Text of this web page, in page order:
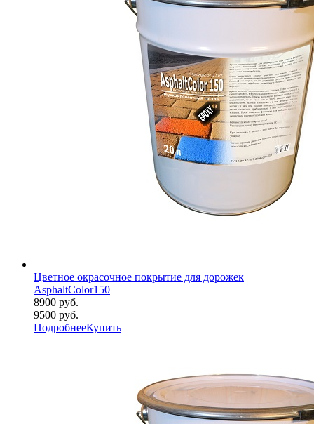
Цветное окрасочное покрытие для дорожек
AsphaltColor150
8900 руб.
9500 руб.
ПодробнееКупить